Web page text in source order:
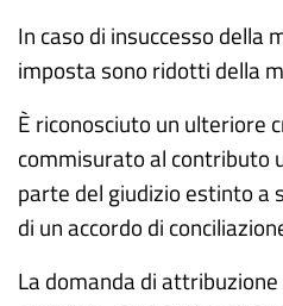
In caso di insuccesso della
imposta sono ridotti della
È riconosciuto un ulteriore
commisurato al contributo
parte del giudizio estinto a
di un accordo di
La domanda di